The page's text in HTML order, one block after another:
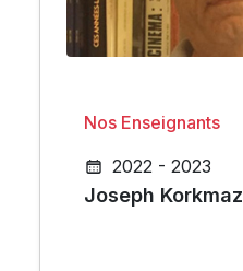
Nos Enseignants
2022 - 2023
Joseph Korkmaz